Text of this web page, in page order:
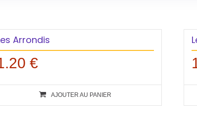
Arrondis
€
AJOUTER AU PANIER